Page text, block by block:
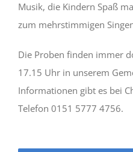
Musik, die Kindern Spaß
zum mehrstimmigen
Die Proben finden immer
17.15 Uhr in unserem
Informationen gibt es bei
Telefon 0151 5777 4756.